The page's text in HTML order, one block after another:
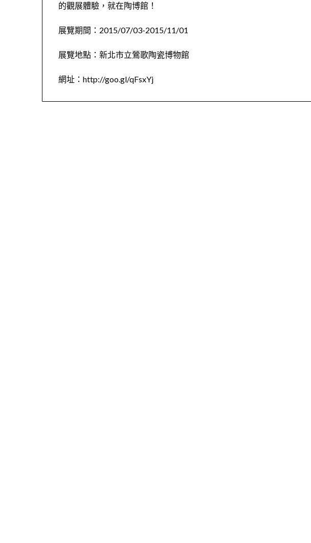
的觀展體驗，就在陶博館！
展覽期間：2015/07/03-2015/11/01
展覽地點：新北市立鶯歌陶瓷博物館
網址：http://goo.gl/qFsxYj